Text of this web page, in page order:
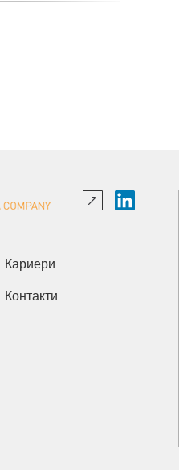
Кариери
Контакти